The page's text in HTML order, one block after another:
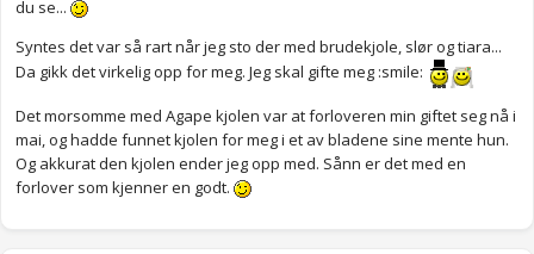
du se...
Syntes det var så rart når jeg sto der med brudekjole, slør og tiara...
Da gikk det virkelig opp for meg. Jeg skal gifte meg :smile:
Det morsomme med Agape kjolen var at forloveren min giftet seg nå i
mai, og hadde funnet kjolen for meg i et av bladene sine mente hun.
Og akkurat den kjolen ender jeg opp med. Sånn er det med en
forlover som kjenner en godt.